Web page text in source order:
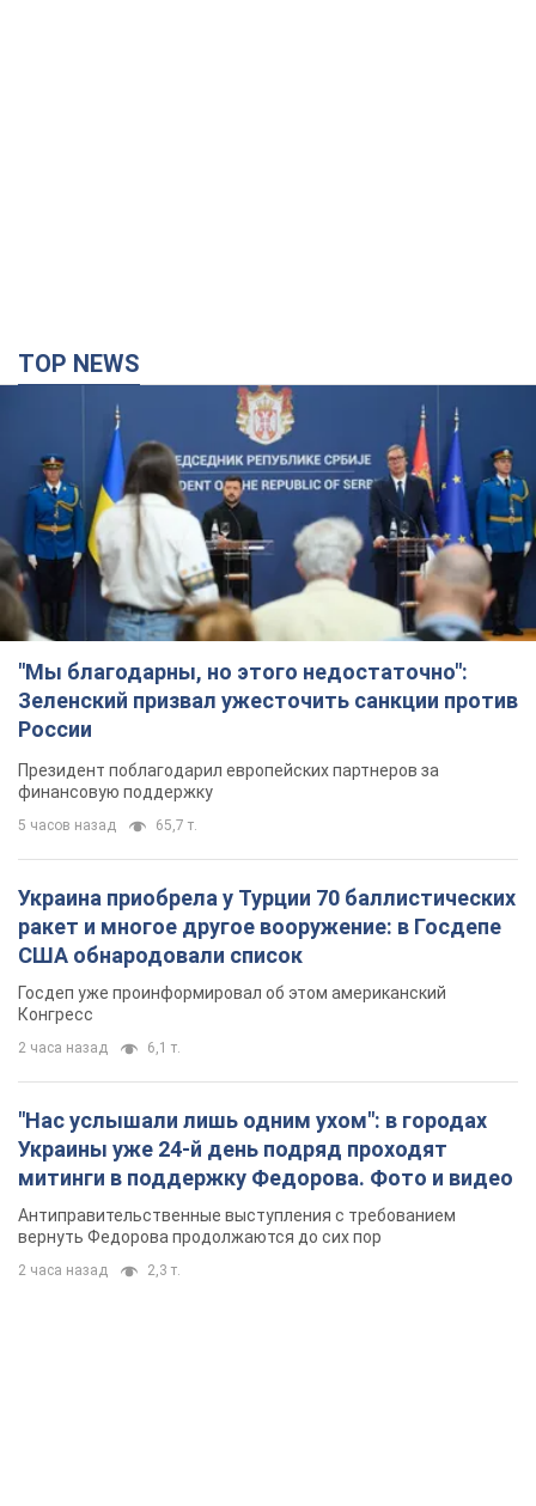
"Мы благодарны, но этого недостаточно":
Зеленский призвал ужесточить санкции против
Президент поблагодарил европейских партнеров за
финансовую поддержку
5 часов назад 65,7 т.
Украина приобрела у Турции 70 баллистических
ракет и многое другое вооружение: в Госдепе
США обнародовали список
Госдеп уже проинформировал об этом американский
Конгресс
2 часа назад
"Нас услышали лишь одним ухом": в городах
Украины уже 24-й день подряд проходят
митинги в поддержку Федорова. Фото и видео
Антиправительственные выступления с требованием
вернуть Федорова продолжаются до сих пор
2 часа назад 2,3 т.